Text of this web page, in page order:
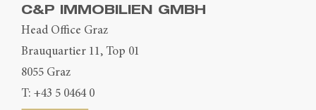
C&P IMMOBILIEN GMBH
Head Office Graz
Brauquartier 11, Top 01
8055 Graz
T: +43 5 0464 0